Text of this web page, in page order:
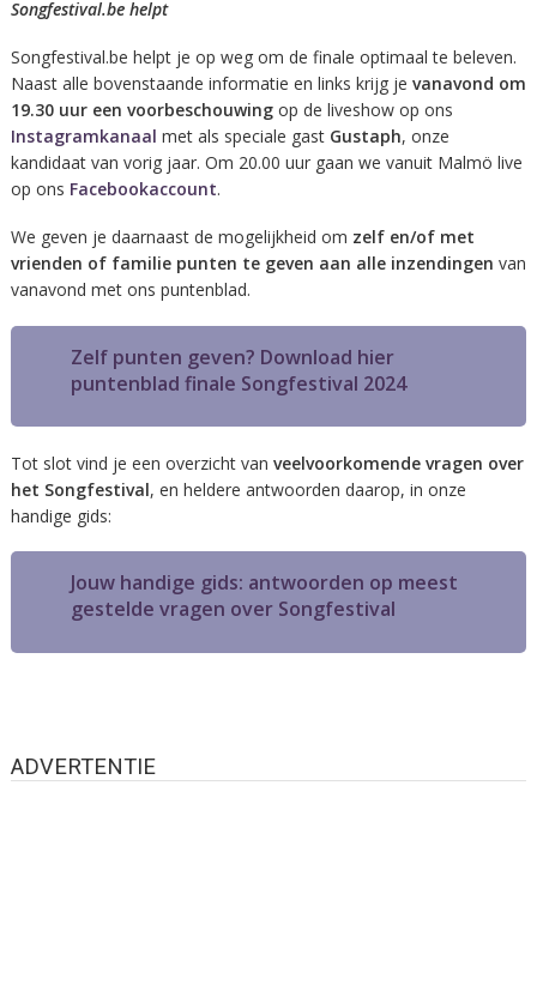
Songfestival.be helpt
Songfestival.be helpt je op weg om de finale optimaal te beleven.
Naast alle bovenstaande informatie en links krijg je vanavond om
19.30 uur een voorbeschouwingop de liveshow op ons
Instagramkanaal met als speciale gast Gustaph, onze
kandidaat van vorig jaar. Om 20.00 uur gaan we vanuit Malmö live
op ons Facebookaccount.
We geven je daarnaast de mogelijkheid om zelf en/of met
vrienden of familie punten te geven aan alle inzendingen van
vanavond met ons puntenblad.
Zelf punten geven? Download hier
puntenblad finale Songfestival 2024
Tot slot vind je een overzicht van veelvoorkomende vragen over
het Songfestival, en heldere antwoorden daarop, in onze
handige gids:
Jouw handige gids: antwoorden op meest
gestelde vragen over Songfestival
ADVERTENTIE